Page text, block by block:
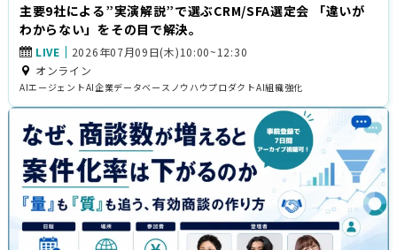
主要9社による”実演解説”で選ぶCRM/SFA選定会 「違いが
わからない」をその目で解決。
LIVE
2026年07月09日(木)10:00~12:30
オンライン
AIエージェントAI企業データベース ノウハウプロダクトAI組織強化